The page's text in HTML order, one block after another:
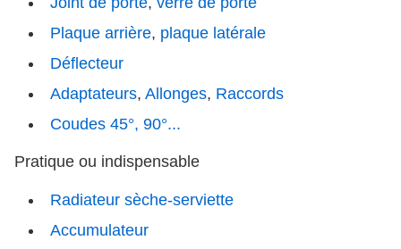
Plaque arrière, plaque latérale
Déflecteur
Adaptateurs, Allonges, Raccords
Coudes 45°, 90°...
Pratique ou indispensable
Radiateur sèche-serviette
Accumulateur